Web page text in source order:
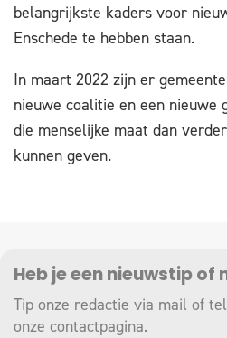
belangrijkste kaders voor
Enschede te hebben staan.
In maart 2022 zijn er
nieuwe coalitie en een nieuwe
die menselijke maat dan
kunnen geven.
Heb je een nieuwstip of
Tip onze redactie via mail of
onze contactpagina.